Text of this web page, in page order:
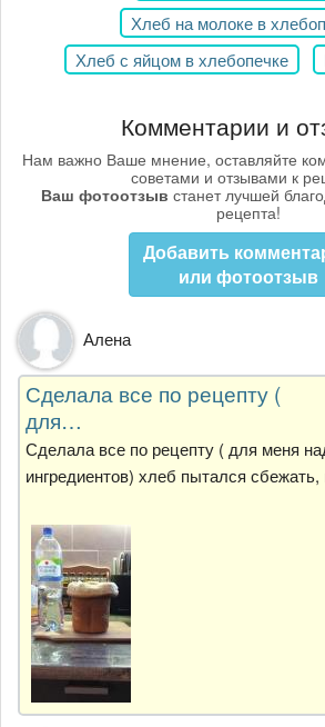
Хлеб на молоке в
Хлеб с яйцом в хлебопечке
Комментарии и
Нам важно Ваше мнение, оставляйте
советами и отзывами к
Ваш фотоотзыв станет лучшей
рецепта!
Добавить
или фотоотзыв
Алена
Сделала все по рецепту (
для…
Сделала все по рецепту ( для меня
ингредиентов) хлеб пытался сбежать,